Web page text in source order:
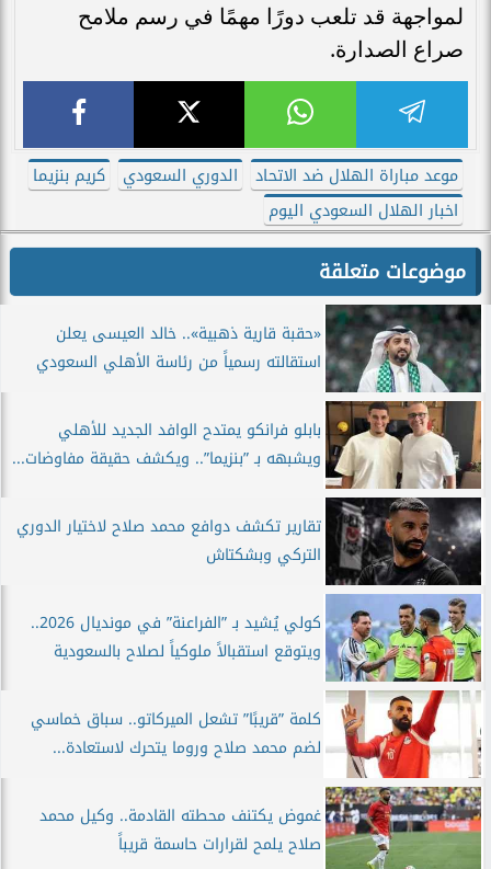
لمواجهة قد تلعب دورًا مهمًا في رسم ملامح
صراع الصدارة.
موعد مباراة الهلال ضد الاتحاد الدوري السعودي
كريم بنزيما
اخبار الهلال السعودي اليوم
موضوعات متعلقة
«حقبة قارية ذهبية».. خالد العيسى يعلن
استقالته رسمياً من رئاسة الأهلي السعودي
بابلو فرانكو يمتدح الوافد الجديد للأهلي
ويشبهه بـ ”بنزيما”.. ويكشف حقيقة مفاوضات...
تقارير تكشف دوافع محمد صلاح لاختيار الدوري
التركي وبشكتاش
كولي يُشيد بـ ”الفراعنة” في مونديال 2026..
ويتوقع استقبالاً ملوكياً لصلاح بالسعودية
كلمة ”قريبًا” تشعل الميركاتو.. سباق خماسي
لضم محمد صلاح وروما يتحرك لاستعادة...
غموض يكتنف محطته القادمة.. وكيل محمد
صلاح يلمح لقرارات حاسمة قريباً